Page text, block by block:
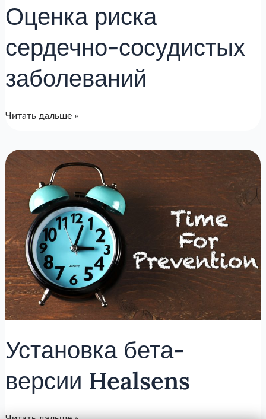
Оценка риска
сердечно-сосудистых
заболеваний
Читать дальше »
Установка бета-
версии Healsens
Установка
версии
Healsens